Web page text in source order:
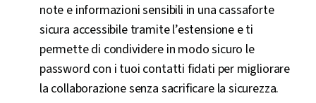
note e informazioni sensibili in una cassaforte
sicura accessibile tramite l’estensione e ti
permette di condividere in modo sicuro le
password con i tuoi contatti fidati per migliorare
la collaborazione senza sacrificare la sicurezza.